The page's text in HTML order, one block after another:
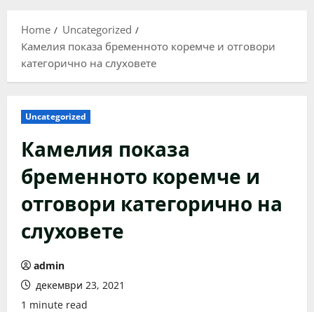
Home
Uncategorized
Камелия показа бременното коремче и отговори
категорично на слуховете
Uncategorized
Камелия показа
бременното коремче и
отговори категорично на
слуховете
admin
декември 23, 2021
1 minute read